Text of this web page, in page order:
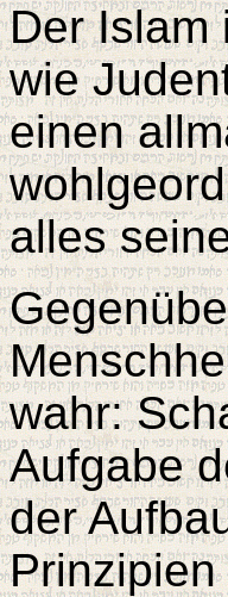
Der Islam
wie
einen
alles
wahr:
Aufgabe
der